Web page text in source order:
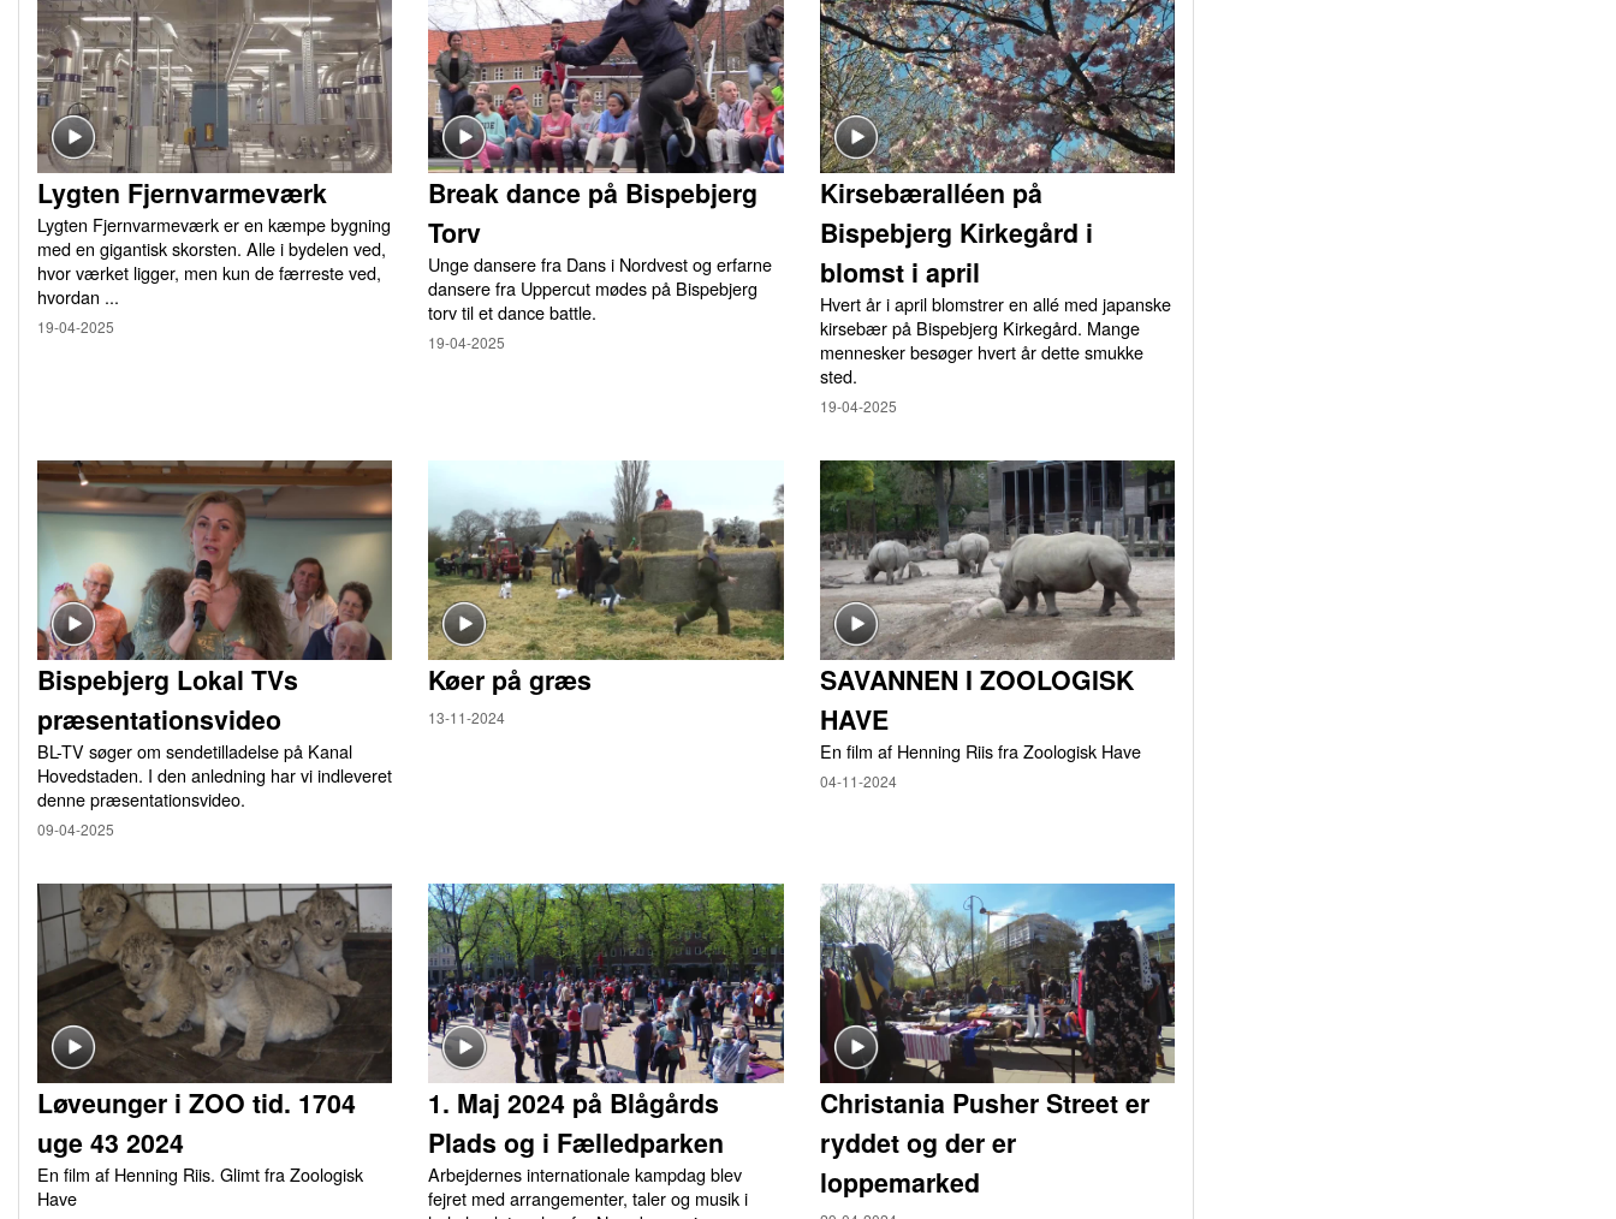
Lygten Fjernvarmeværk
Lygten Fjernvarmeværk er en kæmpe bygning
med en gigantisk skorsten. Alle i bydelen ved,
hvor værket ligger, men kun de færreste ved,
hvordan ...
19-04-2025
Break dance på Bispebjerg
Torv
Unge dansere fra Dans i Nordvest og erfarne
dansere fra Uppercut mødes på Bispebjerg
torv til et dance battle.
19-04-2025
Kirsebæralléen på
Bispebjerg Kirkegård i
blomst i april
Hvert år i april blomstrer en allé med japanske
kirsebær på Bispebjerg Kirkegård. Mange
mennesker besøger hvert år dette smukke
sted.
19-04-2025
Bispebjerg Lokal TVs
præsentationsvideo
BL-TV søger om sendetilladelse på Kanal
Hovedstaden. I den anledning har vi indleveret
denne præsentationsvideo.
09-04-2025
Køer på græs
13-11-2024
SAVANNEN I ZOOLOGISK
HAVE
En film af Henning Riis fra Zoologisk Have
04-11-2024
Løveunger i ZOO tid. 1704
uge 43 2024
En film af Henning Riis. Glimt fra Zoologisk
Have
1. Maj 2024 på Blågårds
Plads og i Fælledparken
Arbejdernes internationale kampdag blev
fejret med arrangementer, taler og musik i
Christania Pusher Street er
ryddet og der er
loppemarked